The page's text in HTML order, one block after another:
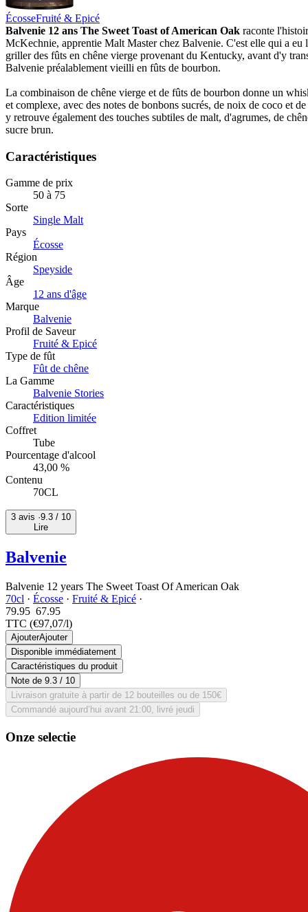
ÉcosseFruité & Epicé
Balvenie 12 ans The Sweet Toast of American Oak raconte
McKechnie, apprentie Malt Master chez Balvenie. C'est elle qui a eu
griller des fûts en chêne vierge provenant du Kentucky, avant d'y
Balvenie préalablement vieilli en fûts de bourbon.
La combinaison de chêne vierge et de fûts de bourbon donne un
et complexe, avec des notes de bonbons sucrés, de noix de coco et
y retrouve également des touches subtiles de malt, d'agrumes, de
sucre brun.
Caractéristiques
Gamme de prix
50 à 75
Sorte
Single Malt
Pays
Écosse
Région
Speyside
Âge
12 ans d'âge
Marque
Balvenie
Profil de Saveur
Fruité & Epicé
Type de fût
Fût de chêne
La Gamme
Balvenie Stories
Caractéristiques
Edition limitée
Coffret
Tube
Pourcentage d'alcool
43,00 %
Contenu
70CL
3 avis ·9.3 / 10
Lire
Balvenie
Balvenie 12 years The Sweet Toast Of American Oak
70cl · Écosse · Fruité & Epicé ·
79.95 67.95
TTC (€97,07/l)
AjouterAjouter
Disponible immédiatement
Caractéristiques du produit
Note de 9.3 / 10
Livraison gratuite à partir de 12 bouteilles ou de 150€
Commandé aujourd’hui avant 21:00, livré jeudi
Onze selectie